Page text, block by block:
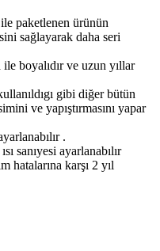
paketlenen ürünün
sağlayarak daha seri
boyalıdır ve uzun yıllar
gibi diğer bütün
ve yapıştırmasını yapar
.
sanıyesi ayarlanabılır
hatalarına karşı 2 yıl